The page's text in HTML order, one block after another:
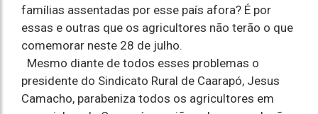
famílias assentadas por esse país afora? É por
essas e outras que os agricultores não terão o que
comemorar neste 28 de julho.
Mesmo diante de todos esses problemas o
presidente do Sindicato Rural de Caarapó, Jesus
Camacho, parabeniza todos os agricultores em